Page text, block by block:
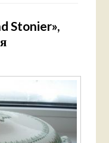
Stonier»,